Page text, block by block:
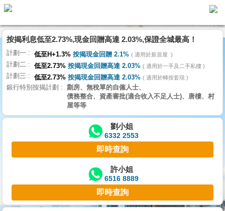
代
理
主
頁
搵
樓/
交
業
主
宅
按揭利息低至2.73%,現金回贈高達 2.03%,保證全城最高！
計劃一 低至H+1.3% 按揭現金回贈 2.1% 適用於新居屋
計劃二 低至2.73% 按揭現金回贈高達 2.03% 適用於一手及二手私樓
計劃三 低至2.73% 按揭現金回贈高達 2.03% 適用於轉按套現
銀行特別按揭計劃
劏房、無稅單的自僱人士、
債務整合、資產審批(適合收入不足人士)、唐樓、村
屋等等
劉小姐
6332 2553
即時查詢
許小姐
6516 8889
即時查詢